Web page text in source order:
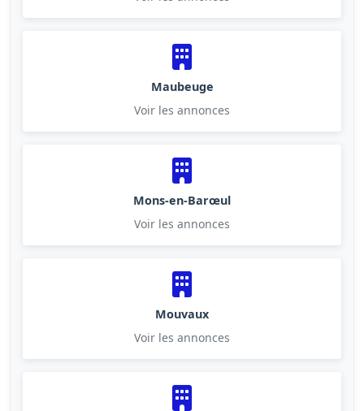
Maubeuge
Voir les annonces
Mons-en-Barœul
Voir les annonces
Mouvaux
Voir les annonces